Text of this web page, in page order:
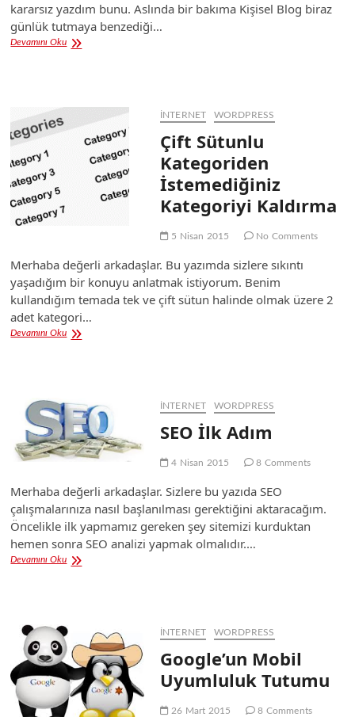
kararsız yazdım bunu. Aslında bir bakıma Kişisel Blog biraz
günlük tutmaya benzediği…
Devamını OkuKişisel
İNTERNET WORDPRESS
Çift Sütunlu
Kategoriden
İstemediğiniz
Kategoriyi Kaldırma
5 Nisan 2015 No Comments
Merhaba değerli arkadaşlar. Bu yazımda sizlere sıkıntı
yaşadığım bir konuyu anlatmak istiyorum. Benim
kullandığım temada tek ve çift sütun halinde olmak üzere 2
adet kategori…
Devamını OkuÇift
Kaldırma
İNTERNET WORDPRESS
SEO İlk Adım
4 Nisan 2015 8 Comments
Merhaba değerli arkadaşlar. Sizlere bu yazıda SEO
çalışmalarınıza nasıl başlanılması gerektiğini aktaracağım.
Öncelikle ilk yapmamız gereken şey sitemizi kurduktan
hemen sonra SEO analizi yapmak olmalıdır.…
Devamını OkuSEO
İNTERNET WORDPRESS
Google’un Mobil
Uyumluluk Tutumu
26 Mart 2015 8 Comments